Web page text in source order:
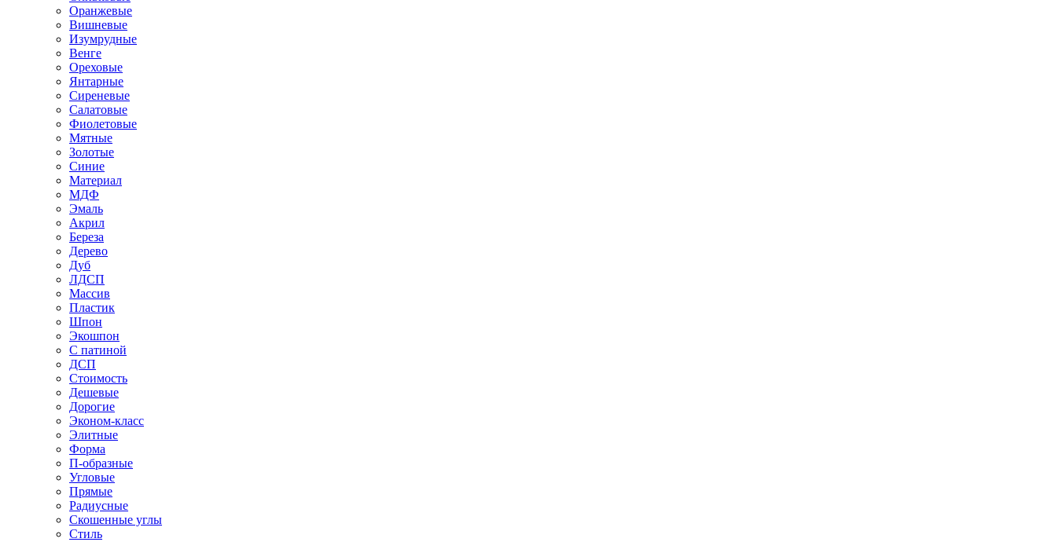
Оранжевые
Вишневые
Изумрудные
Венге
Ореховые
Янтарные
Сиреневые
Салатовые
Фиолетовые
Мятные
Золотые
Синие
Материал
МДФ
Эмаль
Акрил
Береза
Дерево
Дуб
ЛДСП
Массив
Пластик
Шпон
Экошпон
С патиной
ДСП
Стоимость
Дешевые
Дорогие
Эконом-класс
Элитные
Форма
П-образные
Угловые
Прямые
Радиусные
Скошенные углы
Стиль